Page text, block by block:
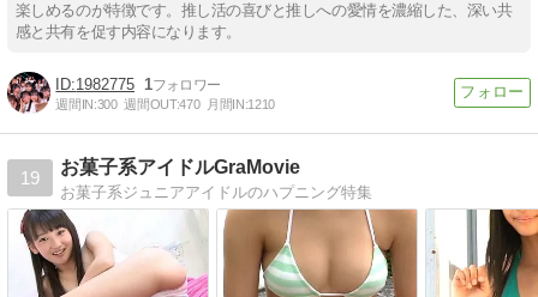
楽しめるのが特徴です。推し活の喜びと推しへの愛情を濃縮した、深い共
感と共有を促す内容になります。
1982775 1
週間IN:300 週間OUT:470 月間IN:1210
19
お菓子系アイドルGraMovie
お菓子系ジュニアアイドルのハプニング特集